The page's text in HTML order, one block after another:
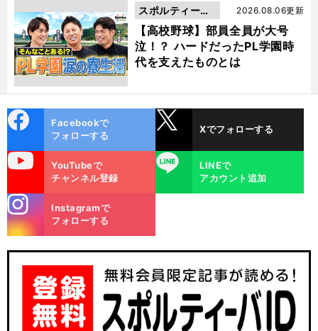
【高校野球】部員全員が大号
泣！？ ハードだったPL学園時
代を支えたものとは
2026.08.06更新
スポルティーバ
動画
ok
Facebookで
フォローする
Xでフォローする
YouTubeで
チャンネル登録
LINE
LINEで
アカウント追加
m
Instagramで
フォローする